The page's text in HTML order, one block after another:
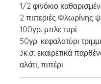
1/2 φινόκιο
2 πιπεριές Φλωρίνης
100γρ. μπλε τυρί
50γρ. κεφαλοτύρι
3κ.σ. εκαιρετικά
αλάτι, πιπέρι